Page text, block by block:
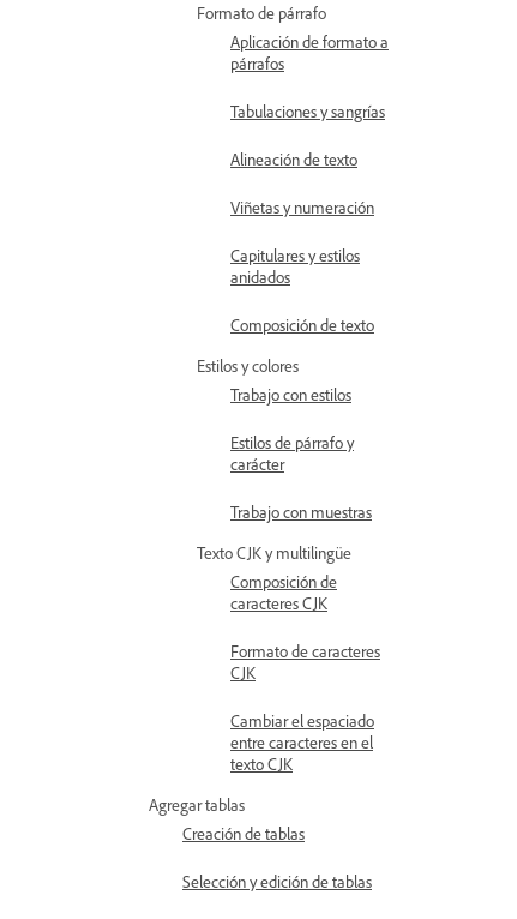
Formato de párrafo
Aplicación de formato a
párrafos
Tabulaciones y sangrías
Alineación de texto
Viñetas y numeración
Capitulares y estilos
anidados
Composición de texto
Estilos y colores
Trabajo con estilos
Estilos de párrafo y
carácter
Trabajo con muestras
Texto CJK y multilingüe
Composición de
caracteres CJK
Formato de caracteres
CJK
Cambiar el espaciado
entre caracteres en el
texto CJK
Agregar tablas
Creación de tablas
Selección y edición de tablas